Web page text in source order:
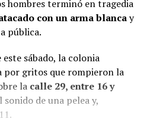
hombres terminó en tragedia
con un arma blancay
pública.
sábado, la colonia
por gritos que rompieron la
la calle 29, entre 16 y
de una pelea y,